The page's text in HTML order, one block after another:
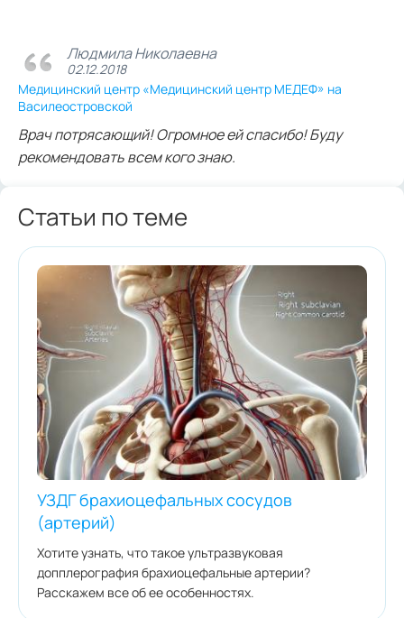
Людмила Николаевна
02.12.2018
Медицинский центр «Медицинский центр МЕДЕФ» на
Василеостровской
Врач потрясающий! Огромное ей спасибо! Буду
рекомендовать всем кого знаю.
Статьи по теме
УЗДГ брахиоцефальных сосудов
(артерий)
Хотите узнать, что такое ультразвуковая
допплерография брахиоцефальные артерии?
Расскажем все об ее особенностях.